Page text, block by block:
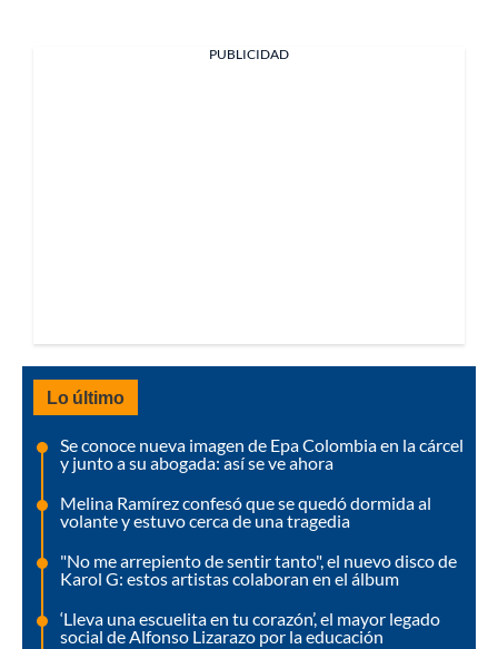
PUBLICIDAD
Lo último
Se conoce nueva imagen de Epa Colombia en la cárcel
y junto a su abogada: así se ve ahora
Melina Ramírez confesó que se quedó dormida al
volante y estuvo cerca de una tragedia
"No me arrepiento de sentir tanto", el nuevo disco de
Karol G: estos artistas colaboran en el álbum
‘Lleva una escuelita en tu corazón’, el mayor legado
social de Alfonso Lizarazo por la educación